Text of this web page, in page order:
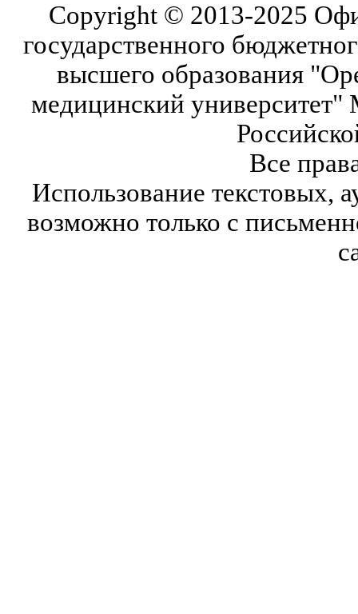
Copyright © 2013-2025
государственного
высшего образования
медицинский университет"
Все
Использование текстовых,
возможно только с